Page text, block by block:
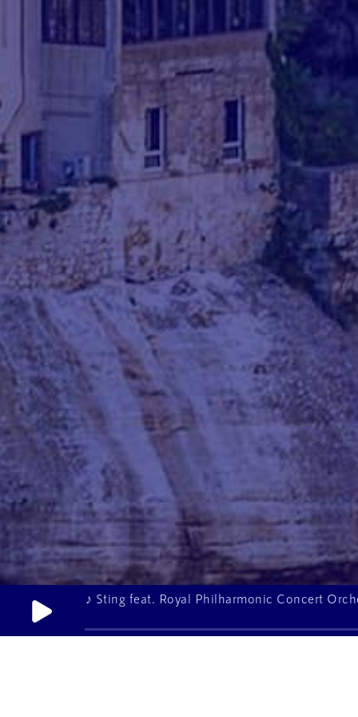
♪ Sting feat. Royal Philharmonic Concert